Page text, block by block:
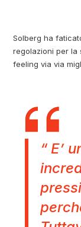
Solberg ha
regolazioni per la
feeling via via
“ E’